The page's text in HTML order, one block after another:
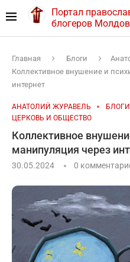
Портал
блогеров
Главная Блоги
Коллективное внушение и
интернет
АНАТОЛИЙ ЖУРАВЕЛЬ БЛОГИ
ЦЕРКОВЬ И ОБЩЕСТВО
Коллективное
манипуляция через
30.05.2024 0